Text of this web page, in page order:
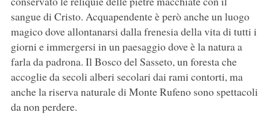
sangue di Cristo. Acquapendente è però anche un luogo
magico dove allontanarsi dalla frenesia della vita di tutti i
giorni e immergersi in un paesaggio dove è la natura a
farla da padrona. Il Bosco del Sasseto, un foresta che
accoglie da secoli alberi secolari dai rami contorti, ma
anche la riserva naturale di Monte Rufeno sono spettacoli
da non perdere.